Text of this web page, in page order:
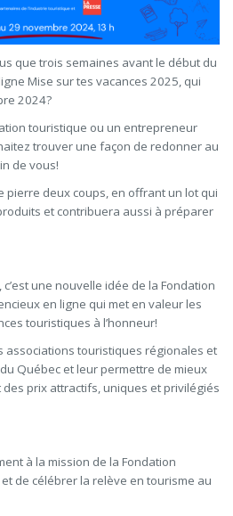
que trois semaines avant le début du
Mise sur tes vacances 2025, qui
2024?
touristique ou un entrepreneur
trouver une façon de redonner au
de vous!
pierre deux coups, en offrant un lot qui
et contribuera aussi à préparer
une nouvelle idée de la Fondation
en ligne qui met en valeur les
touristiques à l’honneur!
associations touristiques régionales et
Québec et leur permettre de mieux
prix attractifs, uniques et privilégiés
à la mission de la Fondation
de célébrer la relève en tourisme au